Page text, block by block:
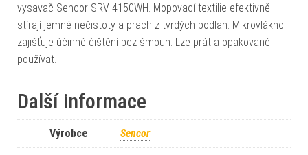
vysavač Sencor SRV 4150WH. Mopovací textilie efektivně
stírají jemné nečistoty a prach z tvrdých podlah. Mikrovlákno
zajišťuje účinné čištění bez šmouh. Lze prát a opakovaně
používat.
Další informace
Výrobce Sencor